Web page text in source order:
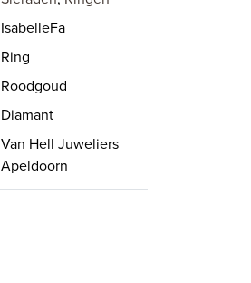
IsabelleFa
Ring
Roodgoud
Diamant
Van Hell Juweliers
Apeldoorn